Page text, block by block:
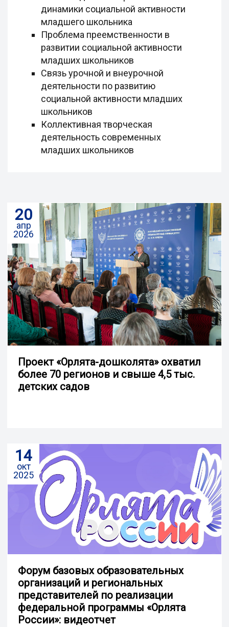
динамики социальной активности
младшего школьника
Проблема преемственности в
развитии социальной активности
младших школьников
Связь урочной и внеурочной
деятельности по развитию
социальной активности младших
школьников
Коллективная творческая
деятельность современных
младших школьников
20
апр
2026
Проект «Орлята-дошколята» охватил
более 70 регионов и свыше 4,5 тыс.
детских садов
14
окт
2025
Форум базовых образовательных
организаций и региональных
представителей по реализации
федеральной программы «Орлята
России»: видеотчет